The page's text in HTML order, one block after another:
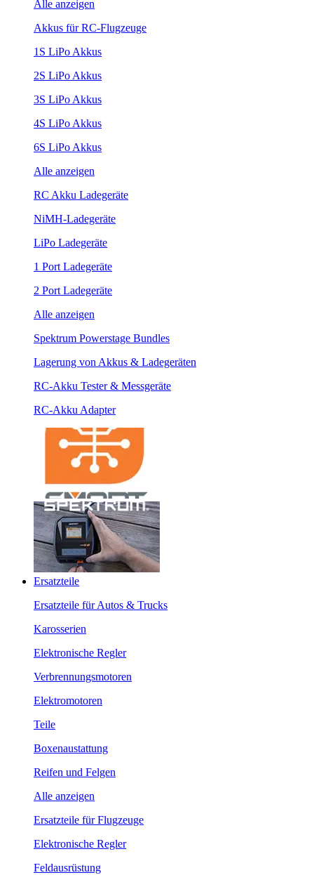
Alle anzeigen
Akkus für RC-Flugzeuge
1S LiPo Akkus
2S LiPo Akkus
3S LiPo Akkus
4S LiPo Akkus
6S LiPo Akkus
Alle anzeigen
RC Akku Ladegeräte
NiMH-Ladegeräte
LiPo Ladegeräte
1 Port Ladegeräte
2 Port Ladegeräte
Alle anzeigen
Spektrum Powerstage Bundles
Lagerung von Akkus & Ladegeräten
RC-Akku Tester & Messgeräte
RC-Akku Adapter
Ersatzteile
Ersatzteile für Autos & Trucks
Karosserien
Elektronische Regler
Verbrennungsmotoren
Elektromotoren
Teile
Boxenaustattung
Reifen und Felgen
Alle anzeigen
Ersatzteile für Flugzeuge
Elektronische Regler
Feldausrüstung